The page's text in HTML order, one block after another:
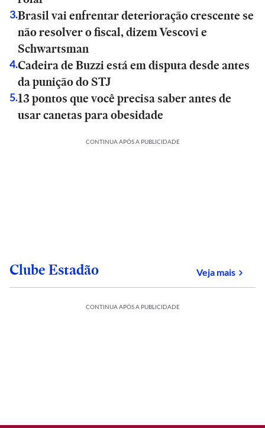
3.Brasil vai enfrentar deterioração crescente se
não resolver o fiscal, dizem Vescovi e
Schwartsman
4.Cadeira de Buzzi está em disputa desde antes
da punição do STJ
5.13 pontos que você precisa saber antes de
usar canetas para obesidade
CONTINUA APÓS A PUBLICIDADE
Clube Estadão Veja maissobre
CONTINUA APÓS A PUBLICIDADE